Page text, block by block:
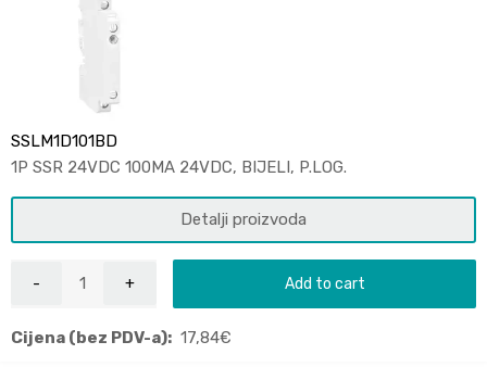
SSLM1D101BD
1P SSR 24VDC 100MA 24VDC, BIJELI, P.LOG.
Detalji proizvoda
Add to cart
Cijena (bez PDV-a): 17,84€